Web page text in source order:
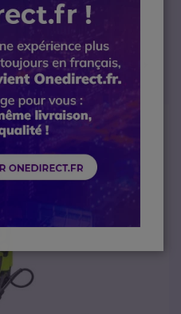
Visio
Talkies Walkies sécurité
talkie-walkie